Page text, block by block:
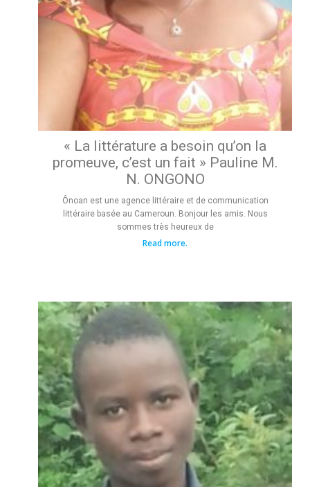
« La littérature a besoin qu’on la
promeuve, c’est un fait » Pauline M.
N. ONGONO
Ônoan est une agence littéraire et de communication
littéraire basée au Cameroun. Bonjour les amis. Nous
sommes très heureux de
Read more.